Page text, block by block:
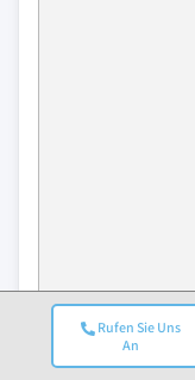
Rufen Sie Uns
An